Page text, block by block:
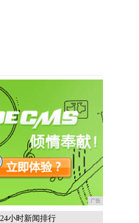
广告
24小时新闻排行